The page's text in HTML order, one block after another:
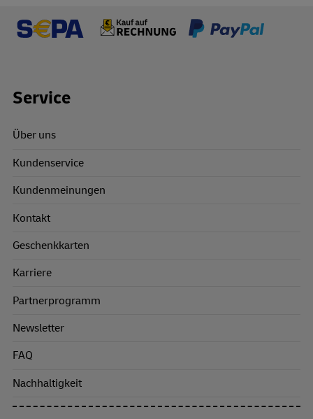
Footer Links
Service
Über uns
Kundenservice
Kundenmeinungen
Kontakt
Geschenkkarten
Karriere
Partnerprogramm
Newsletter
FAQ
Nachhaltigkeit